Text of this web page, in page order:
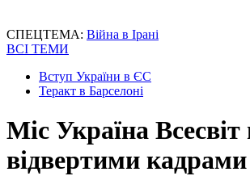
СПЕЦТЕМА: Війна в Ірані
ВСІ ТЕМИ
Вступ України в ЄС
Теракт в Барселоні
Міс Україна Всесвіт
відвертими кадрами